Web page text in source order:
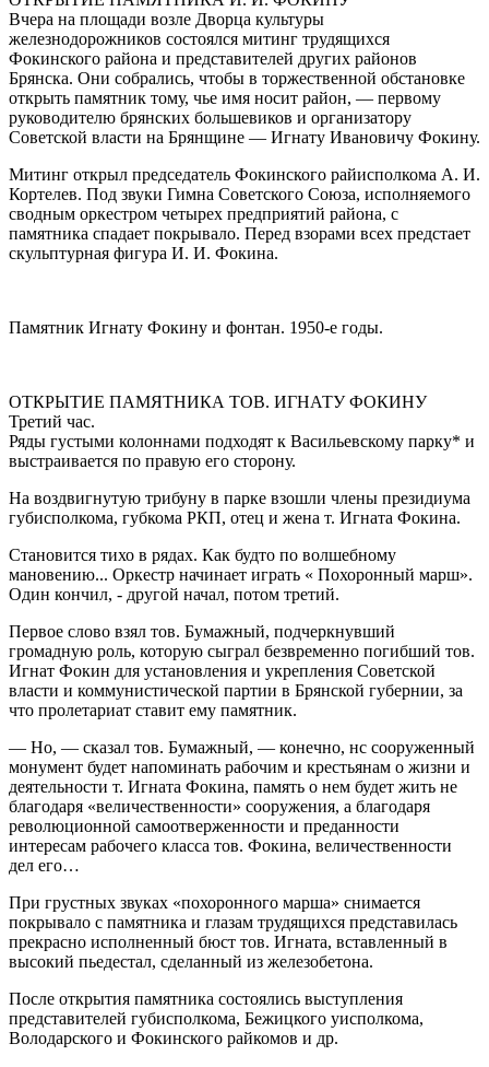
Вчера на площади возле Дворца культуры
железнодорожников состоялся митинг трудящихся
Фокинского района и представителей других районов
Брянска. Они собрались, чтобы в торжественной обстановке
открыть памятник тому, чье имя носит район, — первому
руководителю брянских большевиков и организатору
Советской власти на Брянщине — Игнату Ивановичу Фокину.
Митинг открыл председатель Фокинского райисполкома А. И.
Кортелев. Под звуки Гимна Советского Союза, исполняемого
сводным оркестром четырех предприятий района, с
памятника спадает покрывало. Перед взорами всех предстает
скульптурная фигура И. И. Фокина.
Памятник Игнату Фокину и фонтан. 1950-е годы.
ОТКРЫТИЕ ПАМЯТНИКА ТОВ. ИГНАТУ ФОКИНУ
Третий час.
Ряды густыми колоннами подходят к Васильевскому парку* и
выстраивается по правую его сторону.
На воздвигнутую трибуну в парке взошли члены президиума
губисполкома, губкома РКП, отец и жена т. Игната Фокина.
Становится тихо в рядах. Как будто по волшебному
мановению... Оркестр начинает играть « Похоронный марш».
Один кончил, - другой начал, потом третий.
Первое слово взял тов. Бумажный, подчеркнувший
громадную роль, которую сыграл безвременно погибший тов.
Игнат Фокин для установления и укрепления Советской
власти и коммунистической партии в Брянской губернии, за
что пролетариат ставит ему памятник.
— Но, — сказал тов. Бумажный, — конечно, нс сооруженный
монумент будет напоминать рабочим и крестьянам о жизни и
деятельности т. Игната Фокина, память о нем будет жить не
благодаря «величественности» сооружения, а благодаря
революционной самоотверженности и преданности
интересам рабочего класса тов. Фокина, величественности
дел его…
При грустных звуках «похоронного марша» снимается
покрывало с памятника и глазам трудящихся представилась
прекрасно исполненный бюст тов. Игната, вставленный в
высокий пьедестал, сделанный из железобетона.
После открытия памятника состоялись выступления
представителей губисполкома, Бежицкого уисполкома,
Володарского и Фокинского райкомов и др.